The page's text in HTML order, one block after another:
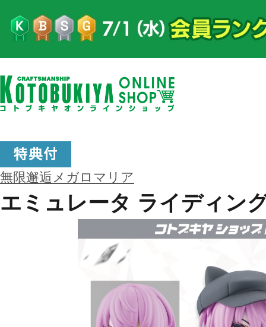
無限邂逅メガロマリア
エミュレータ ライディン